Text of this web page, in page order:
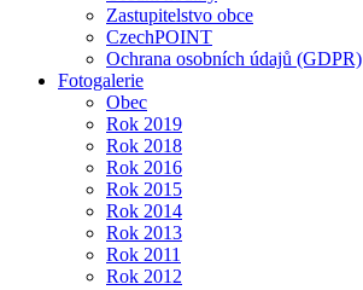
Zastupitelstvo obce
CzechPOINT
Ochrana osobních údajů (GDPR)
Fotogalerie
Obec
Rok 2019
Rok 2018
Rok 2016
Rok 2015
Rok 2014
Rok 2013
Rok 2011
Rok 2012